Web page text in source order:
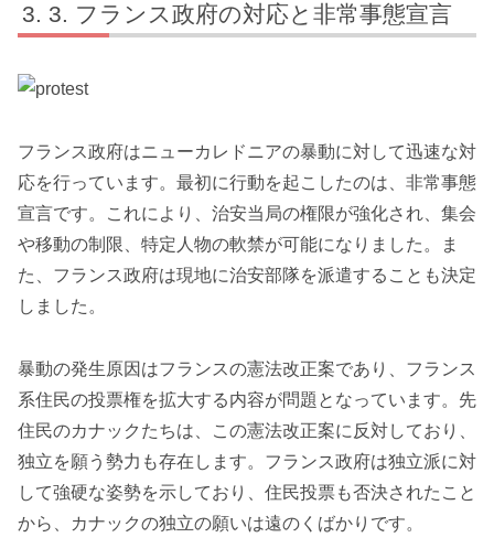
3. フランス政府の対応と非常事態宣言
フランス政府はニューカレドニアの暴動に対して迅速な対
応を行っています。最初に行動を起こしたのは、非常事態
宣言です。これにより、治安当局の権限が強化され、集会
や移動の制限、特定人物の軟禁が可能になりました。ま
た、フランス政府は現地に治安部隊を派遣することも決定
しました。
暴動の発生原因はフランスの憲法改正案であり、フランス
系住民の投票権を拡大する内容が問題となっています。先
住民のカナックたちは、この憲法改正案に反対しており、
独立を願う勢力も存在します。フランス政府は独立派に対
して強硬な姿勢を示しており、住民投票も否決されたこと
から、カナックの独立の願いは遠のくばかりです。